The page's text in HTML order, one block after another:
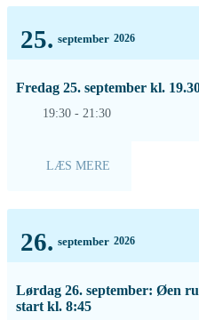
25. september 2026
Fredag 25. september kl.
19:30 - 21:30
LÆS MERE
26. september 2026
Lørdag 26. september: Øen
start kl. 8:45